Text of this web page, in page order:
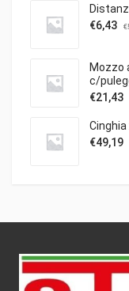
€6,43 €
Mozzo
c/
€21,43
€49,19